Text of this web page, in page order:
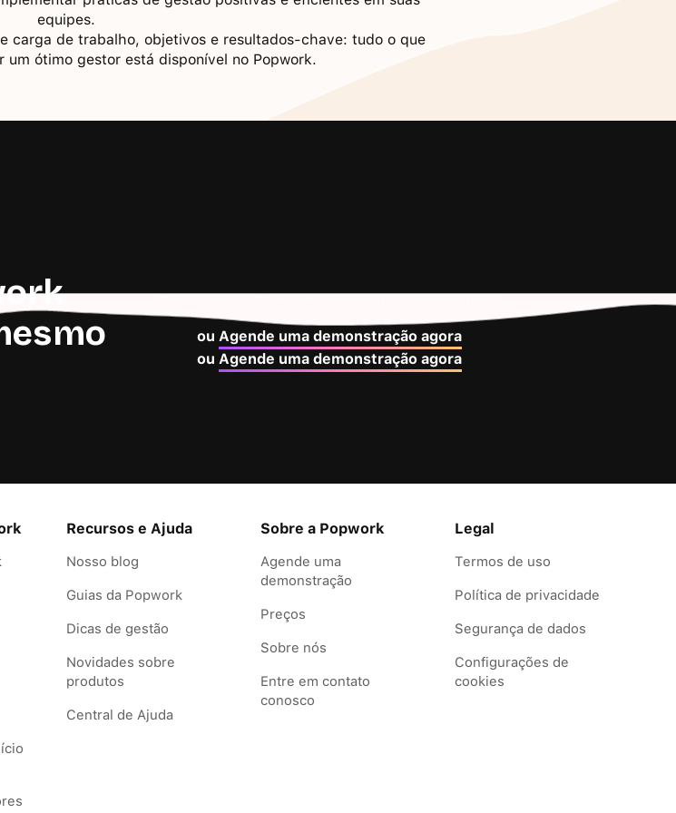
equipes.
carga de trabalho, objetivos e resultados-chave: tudo o que
um ótimo gestor está disponível no Popwork.
ou Agende uma demonstração agora
ou Agende uma demonstração agora
Recursos e Ajuda
Nosso blog
Guias da Popwork
Dicas de gestão
Novidades sobre
produtos
Central de Ajuda
Sobre a Popwork
Agende uma
demonstração
Preços
Sobre nós
Entre em contato
conosco
Legal
Termos de uso
Política de privacidade
Segurança de dados
Configurações de
cookies